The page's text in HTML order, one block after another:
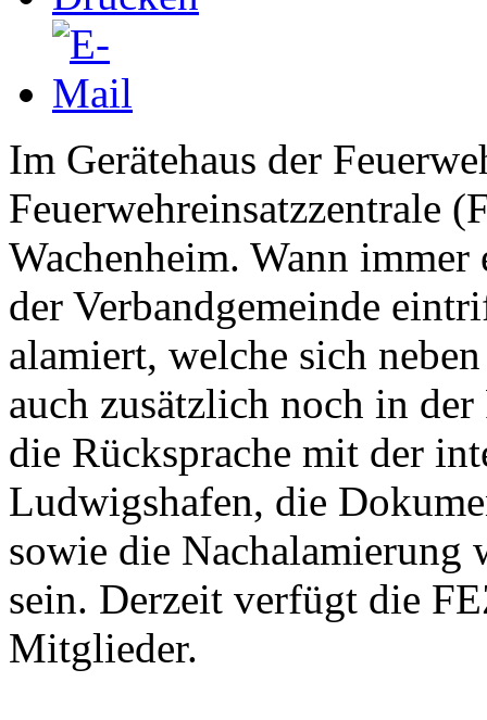
Im Gerätehaus der
Feuerwehreinsatzzentrale
Wachenheim. Wann
der Verbandgemeinde
alamiert, welche sich
auch zusätzlich noch in
die Rücksprache mit der
Ludwigshafen, die
sowie die
sein. Derzeit verfügt die
Mitglieder.